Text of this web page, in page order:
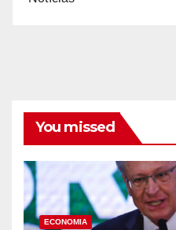
You missed
ECONOMIA